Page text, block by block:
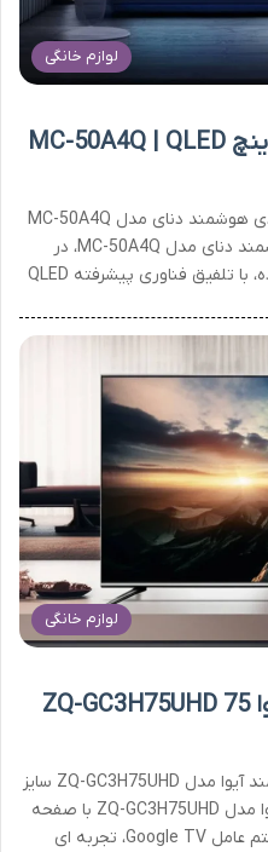
لوازم خانگی
بررسی تلویزیون دنای 50 اینچ MC-50A4Q | QLED
بررسی تلویزیون 50 اینچ کیو ال ای دی هوشمند دنای مدل MC-50A4Q
تلویزیون 50 اینچ کیو ال ای دی هوشمند دنای مدل MC-50A4Q، در
دنیای پررقابت تلویزیون های میان رده، با تلفیق فناوری پیشرفته QLED
لوازم خانگی
بررسی تلویزیون QLED آیوا ZQ-GC3H75UHD 75
بررسی تلویزیون کیو ال ای دی هوشمند آیوا مدل ZQ-GC3H75UHD سایز
75 اینچ تلویزیون QLED هوشمند آیوا مدل ZQ-GC3H75UHD با صفحه
نمایش 75 اینچی، وضوح 4K، و سیستم عامل Google TV، تجربه ای